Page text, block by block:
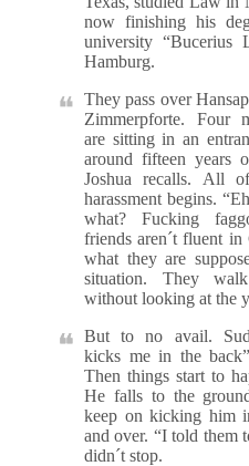
now finishing his
university “Bucerius
Hamburg.
They pass over
Zimmerpforte. Four
are sitting in an
around fifteen years
Joshua recalls. All
harassment begins.
what? Fucking
friends aren´t fluent in
what they are
situation. They
without looking at the
But to no avail.
kicks me in the
Then things start to
He falls to the
keep on kicking him
and over. “I told them
didn´t stop.